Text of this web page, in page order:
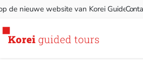
nieuwe website van Korei Guided Tours!